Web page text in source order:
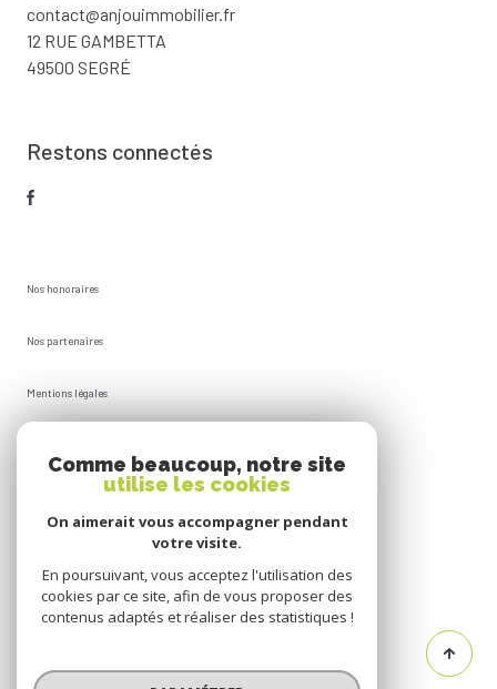
contact@anjouimmobilier.fr
12 RUE GAMBETTA
49500 SEGRÉ
Restons connectés
Nos honoraires
Nos partenaires
Mentions légales
Cookies
© 2026 | Tous droits réservés
Comme beaucoup, notre site
utilise les cookies
On aimerait vous accompagner pendant
votre visite.
En poursuivant, vous acceptez l'utilisation des
cookies par ce site, afin de vous proposer des
contenus adaptés et réaliser des statistiques !